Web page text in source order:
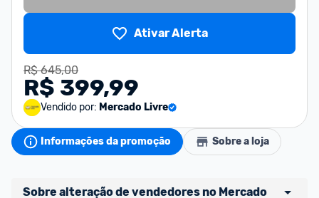
Ativar Alerta
R$ 645,00
R$ 399,99
Vendido por: Mercado Livre
Informações da promoção Sobre a loja
Sobre alteração de vendedores no Mercado